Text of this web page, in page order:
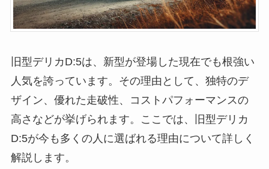
旧型デリカD:5は、新型が登場した現在でも根強い
人気を誇っています。その理由として、独特のデ
ザイン、優れた走破性、コストパフォーマンスの
高さなどが挙げられます。ここでは、旧型デリカ
D:5が今も多くの人に選ばれる理由について詳しく
解説します。